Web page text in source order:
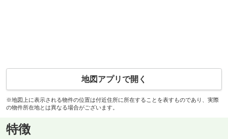
地図アプリで開く
※地図上に表示される物件の位置は付近住所に所在することを表すものであり、実際
の物件所在地とは異なる場合がございます。
特徴